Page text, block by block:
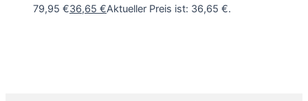
79,95 €36,65 €Aktueller Preis ist: 36,65 €.